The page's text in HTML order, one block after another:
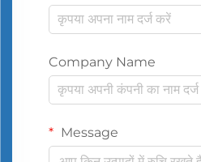
Company Name
Message